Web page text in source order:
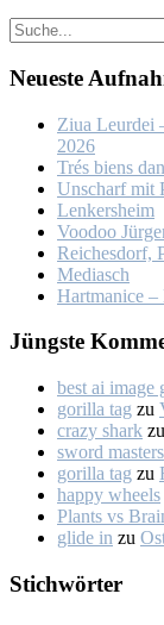
Neu­es­te
Ziua Leur­dei
2026
Trés biens
Un­scharf mit
Len­kers­heim
Voo­doo
Rei­ches­dorf,
Me­dia­sch
Hart­ma­nice –
Jüngs­te
best ai image
gorilla tag zu
crazy shark zu
sword masters
gorilla tag zu
happy wheels
Plants vs
glide in zu
Stich­wör­ter